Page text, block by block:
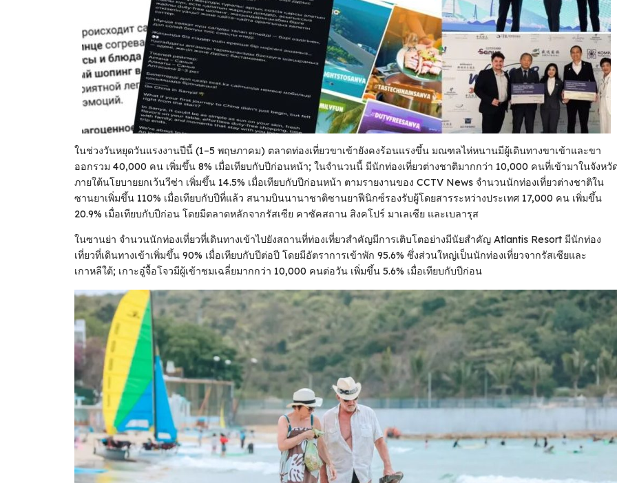
ในช่วงวันหยุดวันแรงงานปีนี้ (1–5 พฤษภาคม) ตลาดท่องเที่ยวขาเข้ายังคงร้อนแรงขึ้น มณฑลไห่หนานมีผู้เดินทางขาเข้าและขา
ออกรวม 40,000 คน เพิ่มขึ้น 8% เมื่อเทียบกับปีก่อนหน้า; ในจํานวนนี้ มีนักท่องเที่ยวต่างชาติมากกว่า 10,000 คนที่เข้ามาในจังหวั
ภายใต้นโยบายยกเว้นวีซ่า เพิ่มขึ้น 14.5% เมื่อเทียบกับปีก่อนหน้า ตามรายงานของ CCTV News จํานวนนักท่องเที่ยวต่างชาติใน
ซานยาเพิ่มขึ้น 110% เมื่อเทียบกับปีที่แล้ว สนามบินนานาชาติซานยาฟีนิกซ์รองรับผู้โดยสารระหว่างประเทศ 17,000 คน เพิ่มขึ้น
20.9% เมื่อเทียบกับปีก่อน โดยมีตลาดหลักจากรัสเซีย คาซัคสถาน สิงคโปร์ มาเลเซีย และเบลารุส
ในซานย่า จํานวนนักท่องเที่ยวที่เดินทางเข้าไปยังสถานที่ท่องเที่ยวสําคัญมีการเติบโตอย่างมีนัยสําคัญ Atlantis Resort มีนักท่อง
เที่ยวที่เดินทางเข้าเพิ่มขึ้น 90% เมื่อเทียบกับปีต่อปี โดยมีอัตราการเข้าพัก 95.6% ซึ่งส่วนใหญ่เป็นนักท่องเที่ยวจากรัสเซียและ
เกาหลีใต้; เกาะอู๋จื้อโจวมีผู้เข้าชมเฉลี่ยมากกว่า 10,000 คนต่อวัน เพิ่มขึ้น 5.6% เมื่อเทียบกับปีก่อน